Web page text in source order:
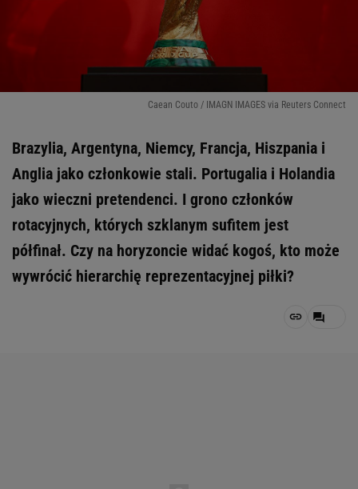
Caean Couto / IMAGN IMAGES via Reuters Connect
Brazylia, Argentyna, Niemcy, Francja, Hiszpania i
Anglia jako członkowie stali. Portugalia i Holandia
jako wieczni pretendenci. I grono członków
rotacyjnych, których szklanym sufitem jest
półfinał. Czy na horyzoncie widać kogoś, kto może
wywrócić hierarchię reprezentacyjnej piłki?